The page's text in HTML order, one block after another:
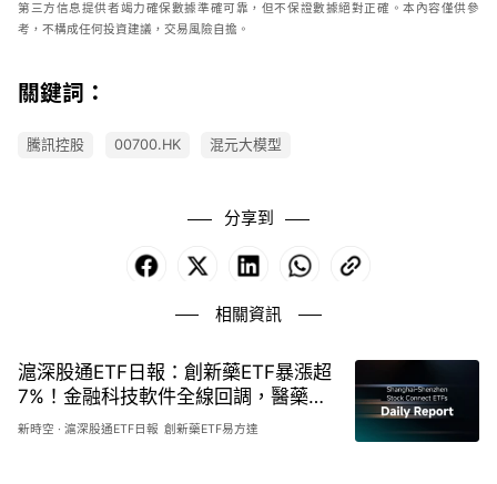
第三方信息提供者竭力確保數據準確可靠，但不保證數據絕對正確。本內容僅供參
考，不構成任何投資建議，交易風險自擔。
關鍵詞：
騰訊控股 00700.HK 混元大模型
分享到
Facebook LinkedIn WhatsApp
相關資訊
滬深股通ETF日報：創新藥ETF暴漲超
7%！金融科技軟件全線回調，醫藥成
長全面反攻-20260807
新時空 ·滬深股通ETF日報 創新藥ETF易方達